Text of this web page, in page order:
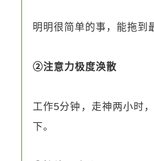
明明很简单的事，能拖到
②注意力极度涣散
工作5分钟，走神两小时
下。